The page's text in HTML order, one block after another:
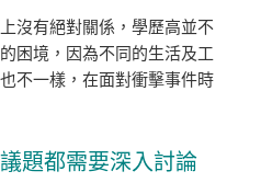
沒有絕對關係，學歷高並不
困境，因為不同的生活及工
不一樣，在面對衝擊事件時
題都需要深入討論